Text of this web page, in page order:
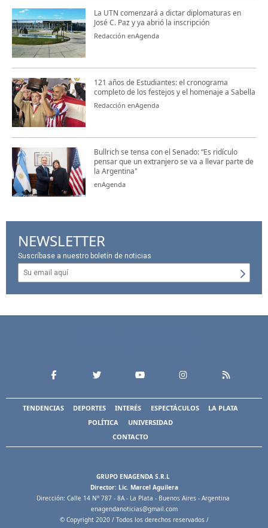
La UTN comenzará a dictar diplomaturas en
José C. Paz y ya abrió la inscripción
Redacción enAgenda
121 años de Estudiantes: el cronograma
completo de los festejos y el homenaje a Sabella
Redacción enAgenda
Bullrich se tensa con el Senado: “Es ridículo
pensar que un extranjero se va a llevar parte de
la Argentina"
enAgenda
NEWSLETTER
Suscríbase a nuestro boletín de noticias
TENDENCIAS DEPORTES INTERÉS ESPECTÁCULOS
LA PLATA
POLÍTICA
UNIVERSIDAD
CONTACTO
GRUPO ENAGENDA S.R.L
Director: Lic. Marcel Aguilera
Dirección: Calle 14 N° 787 - 8A - La Plata - Buenos Aires - Argentina
enagendanoticias@gmail.com
© Copyright 2020 / Todos los derechos reservados /